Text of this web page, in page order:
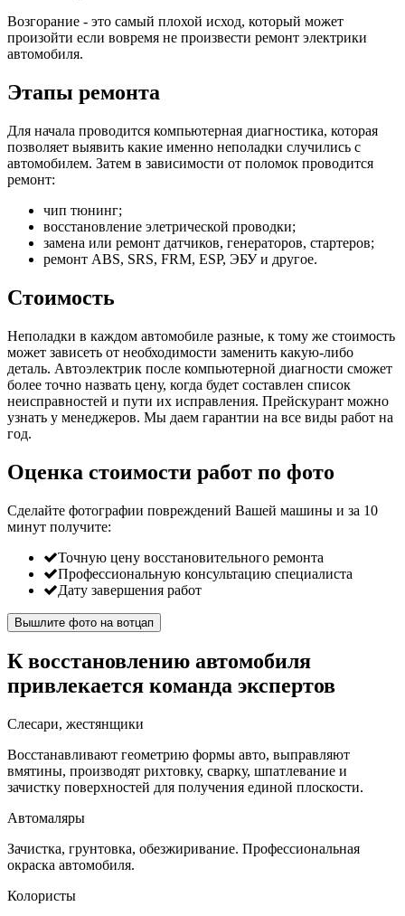
Возгорание - это самый плохой исход, который может
произойти если вовремя не произвести ремонт электрики
автомобиля.
Этапы ремонта
Для начала проводится компьютерная диагностика, которая
позволяет выявить какие именно неполадки случились с
автомобилем. Затем в зависимости от поломок проводится
ремонт:
чип тюнинг;
восстановление элетрической проводки;
замена или ремонт датчиков, генераторов, стартеров;
ремонт ABS, SRS, FRM, ESP, ЭБУ и другое.
Стоимость
Неполадки в каждом автомобиле разные, к тому же стоимость
может зависеть от необходимости заменить какую-либо
деталь. Автоэлектрик после компьютерной диагности сможет
более точно назвать цену, когда будет составлен список
неисправностей и пути их исправления. Прейскурант можно
узнать у менеджеров. Мы даем гарантии на все виды работ на
год.
Оценка стоимости работ по фото
Сделайте фотографии повреждений Вашей машины и за 10
минут получите:
Точную цену восстановительного ремонта
Профессиональную консультацию специалиста
Дату завершения работ
Вышлите фото на вотцап
К восстановлению автомобиля
привлекается команда экспертов
Слесари, жестянщики
Восстанавливают геометрию формы авто, выправляют
вмятины, производят рихтовку, сварку, шпатлевание и
зачистку поверхностей для получения единой плоскости.
Автомаляры
Зачистка, грунтовка, обезжиривание. Профессиональная
окраска автомобиля.
Колористы